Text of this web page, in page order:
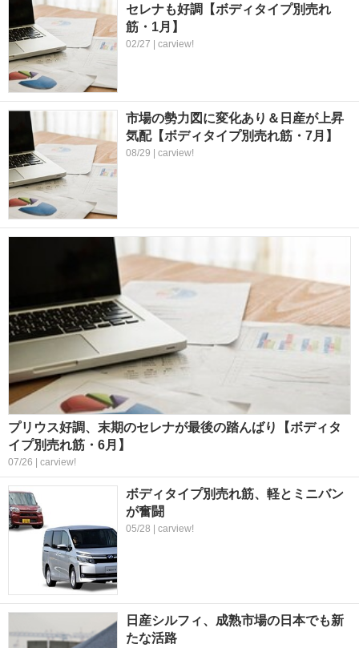
セレナも好調【ボディタイプ別売れ
筋・1月】
02/27 | carview!
市場の勢力図に変化あり＆日産が上昇
気配【ボディタイプ別売れ筋・7月】
08/29 | carview!
プリウス好調、末期のセレナが最後の踏んばり【ボディタ
イプ別売れ筋・6月】
07/26 | carview!
ボディタイプ別売れ筋、軽とミニバン
が奮闘
05/28 | carview!
日産シルフィ、成熟市場の日本でも新
たな活路